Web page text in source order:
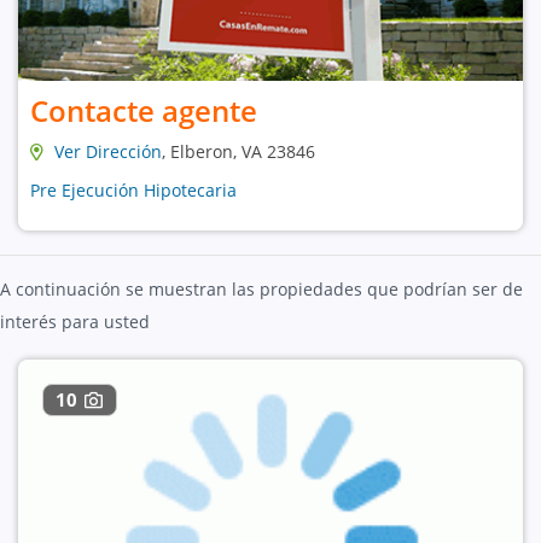
Contacte agente
Ver Dirección, Elberon, VA 23846
Pre Ejecución Hipotecaria
A continuación se muestran las propiedades que podrían ser de
interés para usted
10